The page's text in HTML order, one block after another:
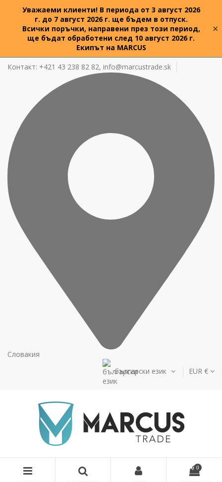
Уважаеми клиенти! В периода от 3 август 2026
г. до 7 август 2026 г. ще бъдем в отпуск.
Всички поръчки, направени през този период,
ще бъдат обработени след 10 август 2026 г.
Екипът на MARCUS
×
Контакт: +421 43 238 82 82, info@marcustrade.sk
Словакия
български език
EUR €
0